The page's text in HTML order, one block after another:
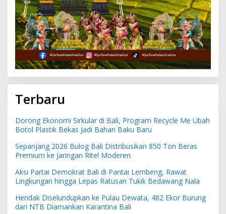
Terbaru
Dorong Ekonomi Sirkular di Bali, Program Recycle Me Ubah
Botol Plastik Bekas Jadi Bahan Baku Baru
Sepanjang 2026 Bulog Bali Distribusikan 850 Ton Beras
Premium ke Jaringan Ritel Moderen
Aksi Partai Demokrat Bali di Pantai Lembeng, Rawat
Lingkungan hingga Lepas Ratusan Tukik Bedawang Nala
Hendak Diselundupkan ke Pulau Dewata, 482 Ekor Burung
dari NTB Diamankan Karantina Bali